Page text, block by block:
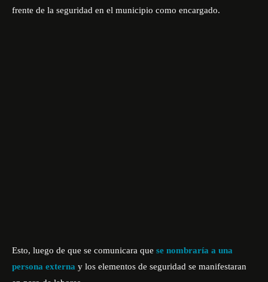
frente de la seguridad en el municipio como encargado.
Esto, luego de que se comunicara que se nombraría a una
persona externa y los elementos de seguridad se manifestaran